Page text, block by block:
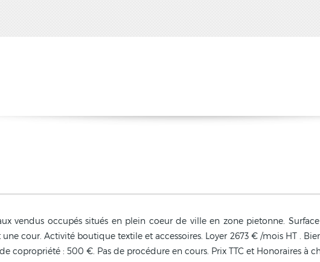
vendus occupés situés en plein coeur de ville en zone pietonne. Surface
cour. Activité boutique textile et accessoires. Loyer 2673 € /mois HT .
copropriété : 500 €. Pas de procédure en cours. Prix TTC et Honoraires à